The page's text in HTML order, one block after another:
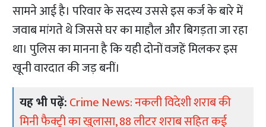
सामने आई है। परिवार के सदस्य उससे इस कर्ज के बारे में
जवाब मांगते थे जिससे घर का माहौल और बिगड़ता जा रहा
था। पुलिस का मानना है कि यही दोनों वजहें मिलकर इस
खूनी वारदात की जड़ बनीं।
यह भी पढ़ें:Crime News: नकली विदेशी शराब की
मिनी फैक्ट्री का खुलासा, 88 लीटर शराब सहित कई